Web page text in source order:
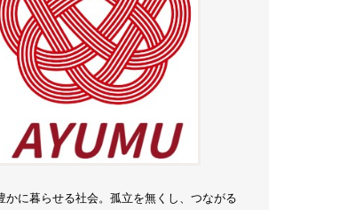
かに暮らせる社会。孤立を無くし、つながる